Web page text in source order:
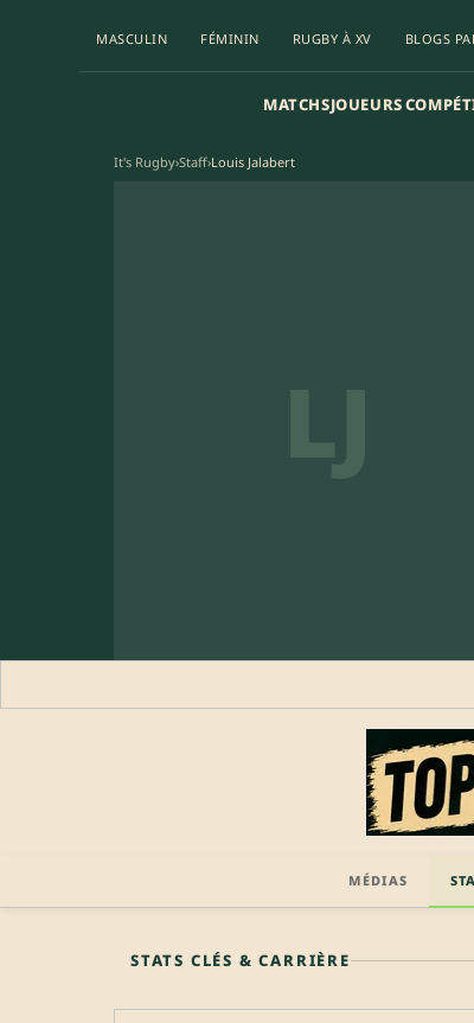
MASCULIN FÉMININ RUGBY À XV BLOGS
MATCHSJOUEURS
It's Rugby›Staff›Louis Jalabert
LJ
MÉDIAS
🔒 PROFIL PRO
STATS CLÉS & CARRIÈRE